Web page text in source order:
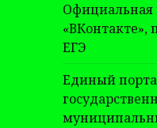
Официальная
«ВКонтакте»,
ЕГЭ
Единый